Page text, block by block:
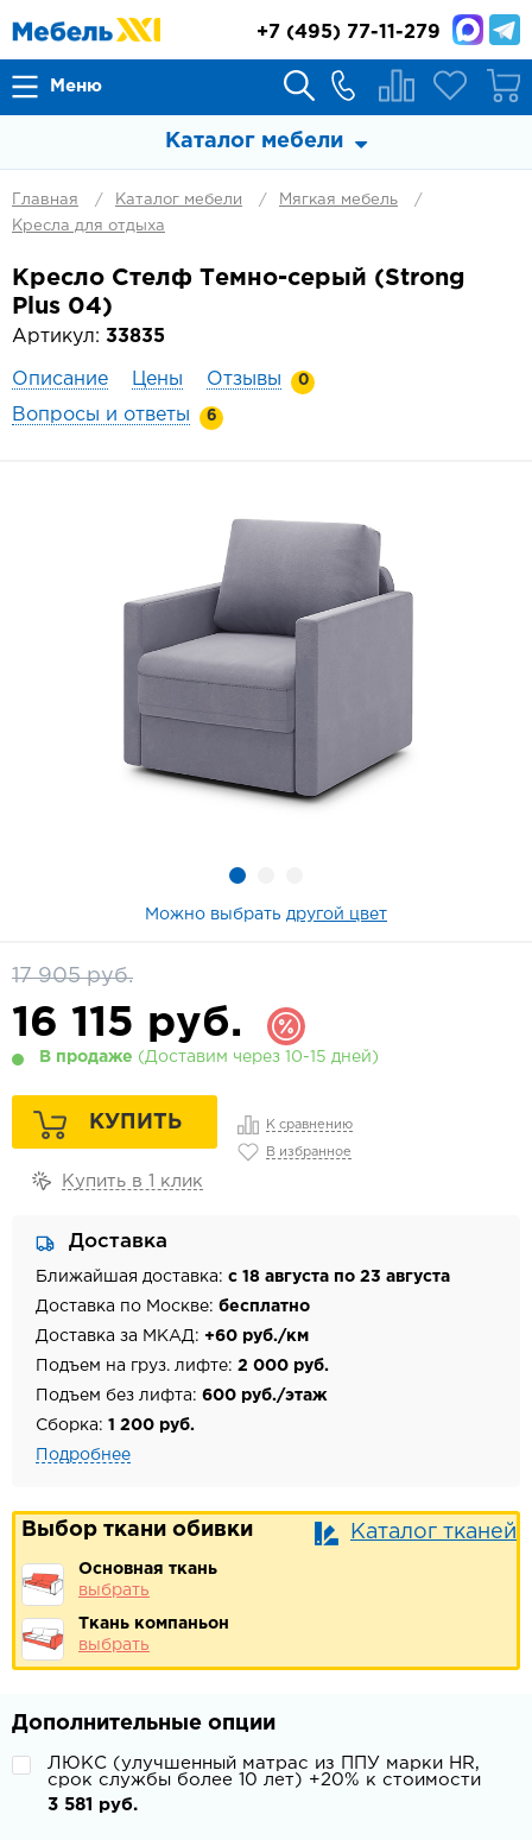
Меню
+7 (495) 77-11-279
Каталог мебели
Главная Каталог мебели
Мягкая мебель
Кресла для отдыха
Кресло Стелф Темно-серый (Strong
Plus 04)
Артикул: 33835
Описание Цены Отзывы 0
Вопросы и ответы 6
Можно выбрать другой цвет
17 905 руб.
16 115 руб.
В продаже (Доставим через 10-15 дней)
КУПИТЬ К сравнению
В избранное
Купить в 1 клик
Доставка
Ближайшая доставка: с 18 августа по 23 августа
Доставка по Москве: бесплатно
Доставка за МКАД: +60 руб./км
Подъем на груз. лифте: 2 000 руб.
Подъем без лифта: 600 руб./этаж
Сборка: 1 200 руб.
Подробнее
Выбор ткани обивки Каталог тканей
Основная ткань
выбрать
Ткань компаньон
выбрать
Дополнительные опции
ЛЮКС (улучшенный матрас из ППУ марки HR,
срок службы более 10 лет) +20% к стоимости
3 581 руб.